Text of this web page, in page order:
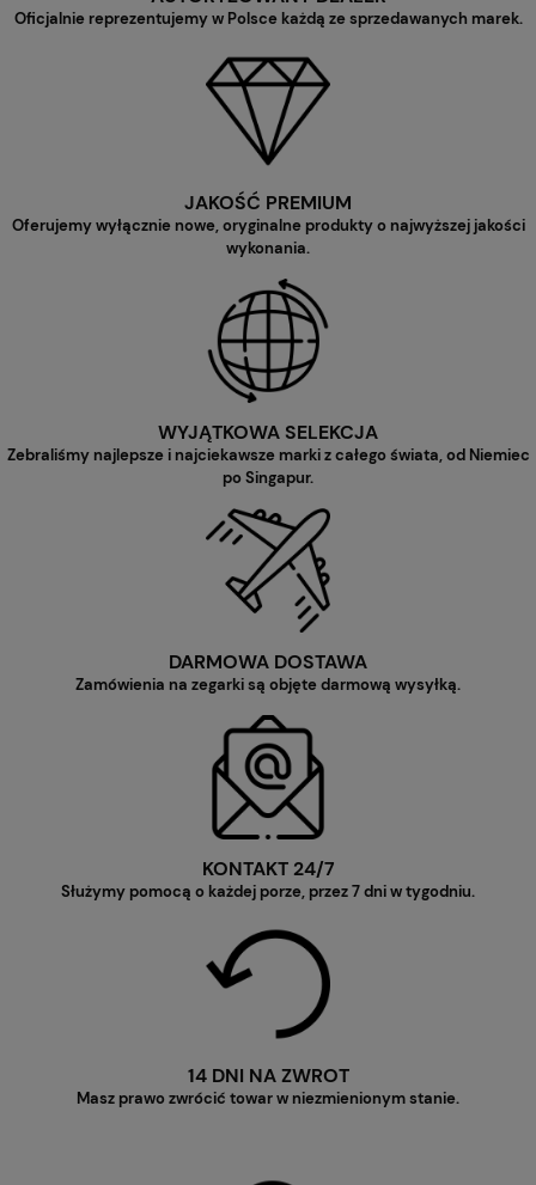
Oficjalnie reprezentujemy w Polsce każdą ze sprzedawanych marek.
JAKOŚĆ PREMIUM
Oferujemy wyłącznie nowe, oryginalne produkty o najwyższej jakości
wykonania.
WYJĄTKOWA SELEKCJA
Zebraliśmy najlepsze i najciekawsze marki z całego świata, od Niemiec
po Singapur.
DARMOWA DOSTAWA
Zamówienia na zegarki są objęte darmową wysyłką.
KONTAKT 24/7
Służymy pomocą o każdej porze, przez 7 dni w tygodniu.
14 DNI NA ZWROT
Masz prawo zwrócić towar w niezmienionym stanie.